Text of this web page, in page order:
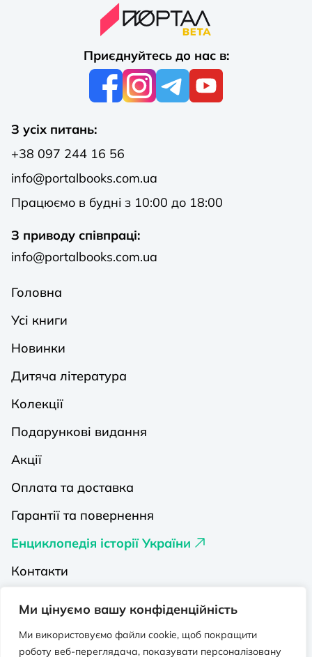
Ми цінуємо вашу конфіденційність
Ми використовуємо файли cookie, щоб покращити
роботу веб-переглядача, показувати персоналізовану
Приєднуйтесь до нас в:
З усіх питань:
+38 097 244 16 56
info@portalbooks.com.ua
Працюємо в будні з 10:00 до 18:00
З приводу співпраці:
info@portalbooks.com.ua
Головна
Усі книги
Новинки
Дитяча література
Колекції
Подарункові видання
Акції
Оплата та доставка
Гарантії та повернення
Енциклопедія історії України
Контакти
Видавництва на Порталі